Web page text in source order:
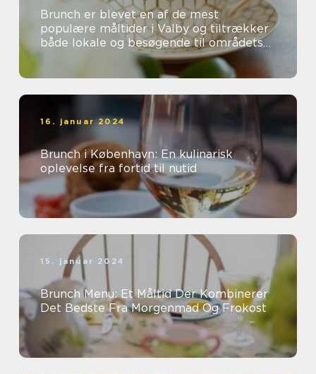
Brunch er blevet en af de mest
populære måltider i Valby og tiltrækker
både lokale og besøgende til områdets
mange charmerende caféer og
16. januar 2024
Brunch i København: En kulinarisk
oplevelse fra fortid til nutid
15. januar 2024
Brunch Menu: Et Måltid Der Kombinerer
Det Bedste Fra Morgenmad Og Frokost